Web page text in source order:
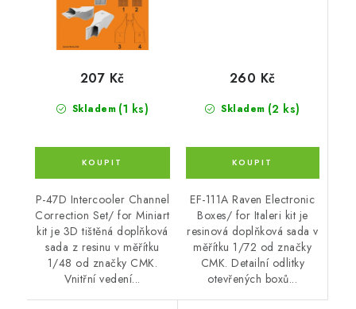
Skladem (1 ks)
207 Kč
P-47D Intercooler Channel
Correction Set/ for Miniart
kit je 3D tištěná doplňková
sada z resinu v měřítku
1/48 od značky CMK.
Vnitřní vedení...
Skladem (2 ks)
260 Kč
EF-111A Raven Electronic
Boxes/ for Italeri kit je
resinová doplňková sada v
měřítku 1/72 od značky
CMK. Detailní odlitky
otevřených boxů...